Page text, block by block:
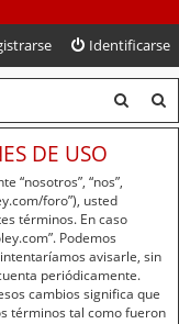
Identificarse
u
u
r
DE USO
“nosotros”, “nos”,
foro”), usted
términos. En caso
Podemos
avisarle, sin
periódicamente.
cambios significa que
términos tal como fueron